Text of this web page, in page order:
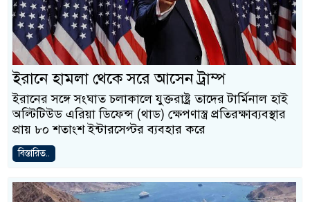
ইরানে হামলা থেকে সরে আসেন ট্রাম্প
ইরানের সঙ্গে সংঘাত চলাকালে যুক্তরাষ্ট্র তাদের টার্মিনাল হাই
অল্টিটিউড এরিয়া ডিফেন্স (থাড) ক্ষেপণাস্ত্র প্রতিরক্ষাব্যবস্থার
প্রায় ৮০ শতাংশ ইন্টারসেপ্টর ব্যবহার করে
বিস্তারিত..